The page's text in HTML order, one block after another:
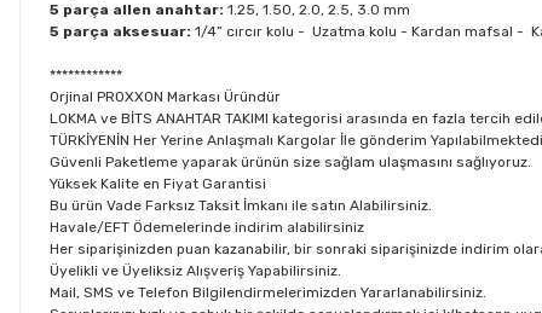
5 parça allen anahtar: 1.25, 1.50, 2.0, 2.5, 3.0 mm
5 parça aksesuar: 1/4” cırcır kolu - Uzatma kolu - Kardan mafsal -
************
Orjinal PROXXON Markası Üründür
LOKMA ve BİTS ANAHTAR TAKIMI kategorisi arasında en fazla tercih
TÜRKİYENİN Her Yerine Anlaşmalı Kargolar İle gönderim
Güvenli Paketleme yaparak ürünün size sağlam ulaşmasını sağlıyoruz.
Yüksek Kalite en Fiyat Garantisi
Bu ürün Vade Farksız Taksit İmkanı ile satın Alabilirsiniz.
Havale/EFT Ödemelerinde indirim alabilirsiniz
Her siparişinizden puan kazanabilir, bir sonraki siparişinizde indirim
Üyelikli ve Üyeliksiz Alışveriş Yapabilirsiniz.
Mail, SMS ve Telefon Bilgilendirmelerimizden Yararlanabilirsiniz.